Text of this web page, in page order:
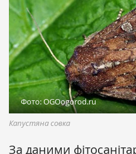
Фото: OGOogorod.ru
Капустяна совка
За даними